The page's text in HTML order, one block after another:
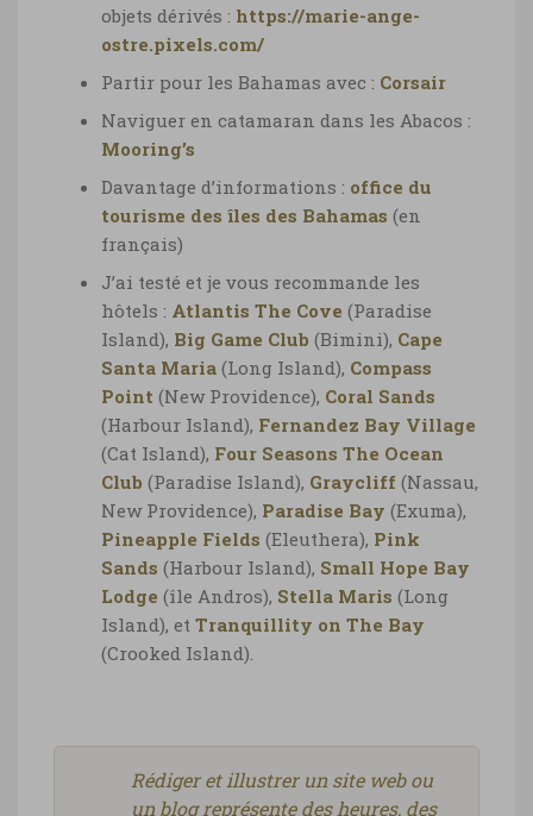
objets dérivés : https://marie-ange-
ostre.pixels.com/
Partir pour les Bahamas avec : Corsair
Naviguer en catamaran dans les Abacos :
Mooring’s
Davantage d’informations : office du
tourisme des îles des Bahamas (en
français)
J’ai testé et je vous recommande les
hôtels : Atlantis The Cove (Paradise
Island), Big Game Club (Bimini), Cape
Santa Maria (Long Island), Compass
Point (New Providence), Coral Sands
(Harbour Island), Fernandez Bay Village
(Cat Island), Four Seasons The Ocean
Club (Paradise Island), Graycliff (Nassau,
New Providence), Paradise Bay (Exuma),
Pineapple Fields (Eleuthera), Pink
Sands (Harbour Island), Small Hope Bay
Lodge (île Andros), Stella Maris (Long
Island), et Tranquillity on The Bay
(Crooked Island).
Rédiger et illustrer un site web ou
un blog représente des heures, des